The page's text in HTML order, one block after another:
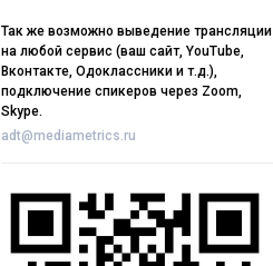
Так же возможно выведение трансляции
на любой сервис (ваш сайт, YouTube,
Вконтакте, Одоклассники и т.д.),
подключение спикеров через Zoom,
Skype.
adt@mediametrics.ru